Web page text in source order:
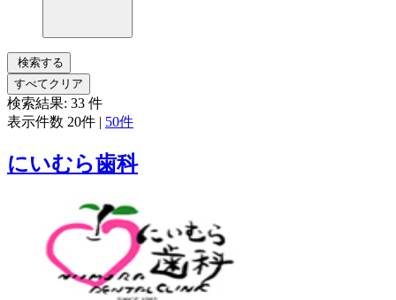
検索する
すべてクリア
検索結果: 33 件
表示件数 20件 | 50件
にいむら歯科